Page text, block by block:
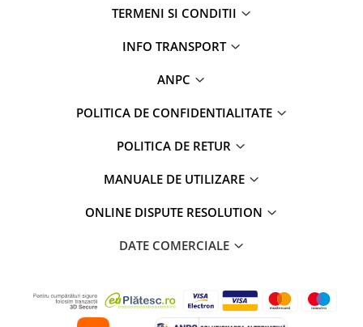
TERMENI SI CONDITII
INFO TRANSPORT
ANPC
POLITICA DE CONFIDENTIALITATE
POLITICA DE RETUR
MANUALE DE UTILIZARE
ONLINE DISPUTE RESOLUTION
DATE COMERCIALE